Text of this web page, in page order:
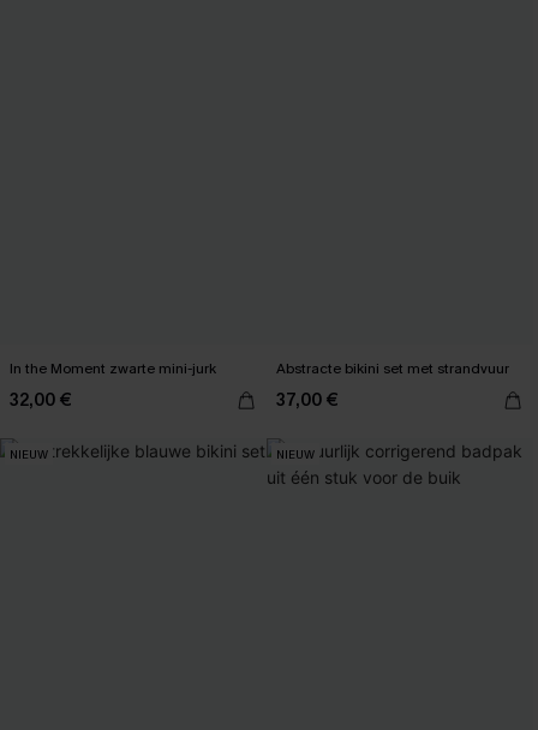
In the Moment zwarte mini-jurk
32,00 €
Abstracte bikini set met strandvuur
37,00 €
NIEUW NIEUW